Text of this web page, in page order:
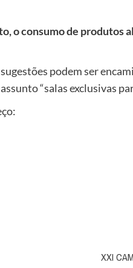
o consumo de produtos
podem ser
“salas exclusivas
XXI